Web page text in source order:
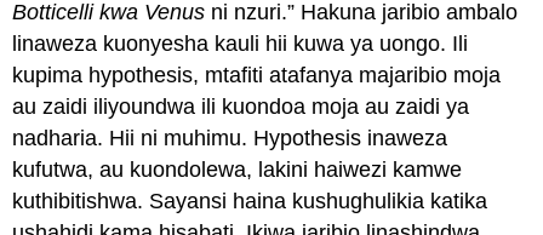
Botticelli kwa Venus ni nzuri.” Hakuna jaribio ambalo
linaweza kuonyesha kauli hii kuwa ya uongo. Ili
kupima hypothesis, mtafiti atafanya majaribio moja
au zaidi iliyoundwa ili kuondoa moja au zaidi ya
nadharia. Hii ni muhimu. Hypothesis inaweza
kufutwa, au kuondolewa, lakini haiwezi kamwe
kuthibitishwa. Sayansi haina kushughulikia katika